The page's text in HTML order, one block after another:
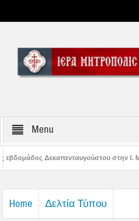
Menu
στην Ι. Μ. Αιτωλωοακαρνανίας
Home Δελτία Τύπου